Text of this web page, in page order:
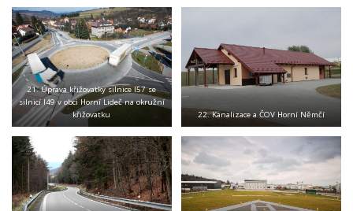
21. Úprava křižovatky silnice I57 se
silnicí I49 v obci Horní Lideč na okružní
křižovatku
22. Kanalizace a ČOV Horní Němčí